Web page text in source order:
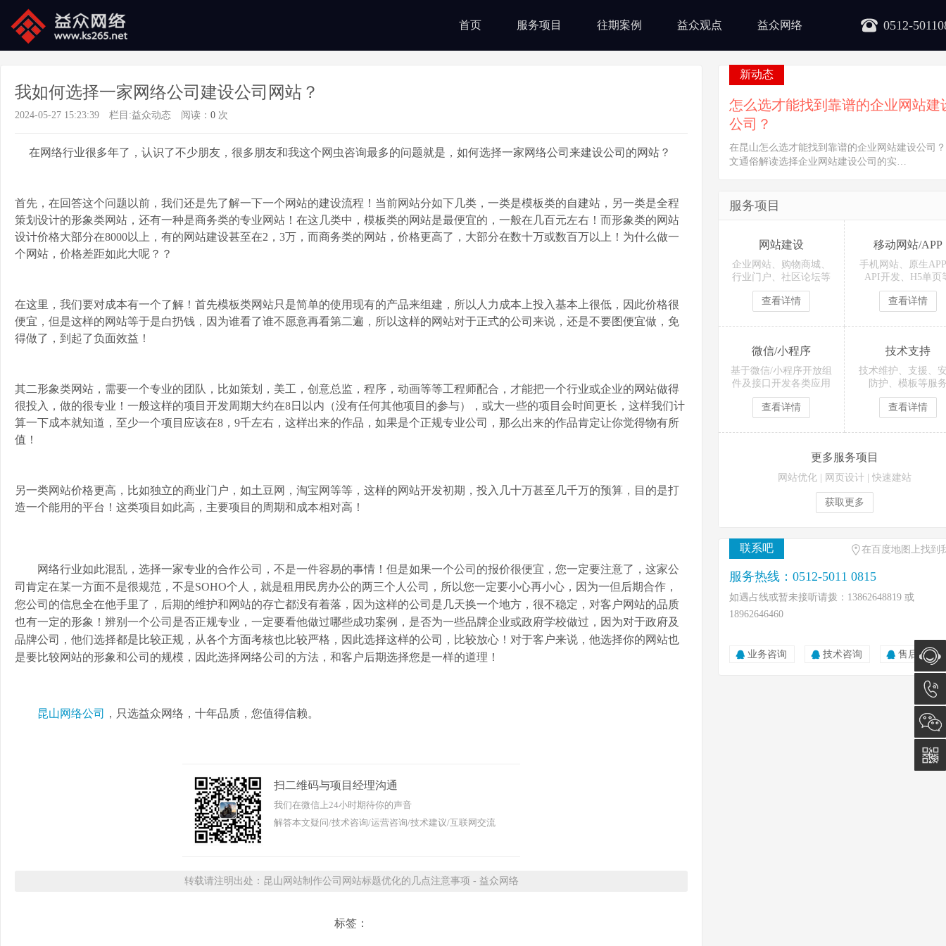
0512-
首页 服务项目 往期案例 益众观点 益众网络
我如何选择一家网络公司建设公司网站？
2024-05-27 15:23:39 栏目:益众动态 阅读： 0 次
在网络行业很多年了，认识了不少朋友，很多朋友和我这个网虫咨询最多的问题就是，如何选择一家网络公司来建设公司的网站？
首先，在回答这个问题以前，我们还是先了解一下一个网站的建设流程！当前网站分如下几类，一类是模板类的自建站，另一类是全程
策划设计的形象类网站，还有一种是商务类的专业网站！在这几类中，模板类的网站是最便宜的，一般在几百元左右！而形象类的网站
设计价格大部分在8000以上，有的网站建设甚至在2，3万，而商务类的网站，价格更高了，大部分在数十万或数百万以上！为什么做一
个网站，价格差距如此大呢？？
在这里，我们要对成本有一个了解！首先模板类网站只是简单的使用现有的产品来组建，所以人力成本上投入基本上很低，因此价格很
便宜，但是这样的网站等于是白扔钱，因为谁看了谁不愿意再看第二遍，所以这样的网站对于正式的公司来说，还是不要图便宜做，免
得做了，到起了负面效益！
其二形象类网站，需要一个专业的团队，比如策划，美工，创意总监，程序，动画等等工程师配合，才能把一个行业或企业的网站做得
很投入，做的很专业！一般这样的项目开发周期大约在8日以内（没有任何其他项目的参与），或大一些的项目会时间更长，这样我们计
算一下成本就知道，至少一个项目应该在8，9千左右，这样出来的作品，如果是个正规专业公司，那么出来的作品肯定让你觉得物有所
值！
另一类网站价格更高，比如独立的商业门户，如土豆网，淘宝网等等，这样的网站开发初期，投入几十万甚至几千万的预算，目的是打
造一个能用的平台！这类项目如此高，主要项目的周期和成本相对高！
网络行业如此混乱，选择一家专业的合作公司，不是一件容易的事情！但是如果一个公司的报价很便宜，您一定要注意了，这家公
司肯定在某一方面不是很规范，不是SOHO个人，就是租用民房办公的两三个人公司，所以您一定要小心再小心，因为一但后期合作，
您公司的信息全在他手里了，后期的维护和网站的存亡都没有着落，因为这样的公司是几天换一个地方，很不稳定，对客户网站的品质
也有一定的形象！辨别一个公司是否正规专业，一定要看他做过哪些成功案例，是否为一些品牌企业或政府学校做过，因为对于政府及
品牌公司，他们选择都是比较正规，从各个方面考核也比较严格，因此选择这样的公司，比较放心！对于客户来说，他选择你的网站也
是要比较网站的形象和公司的规模，因此选择网络公司的方法，和客户后期选择您是一样的道理！
昆山网络公司 ，只选益众网络，十年品质，您值得信赖。
扫二维码与项目经理沟通
我们在微信上24小时期待你的声音
解答本文疑问/技术咨询/运营咨询/技术建议/互联网交流
转载请注明出处：昆山网站制作公司网站标题优化的几点注意事项 - 益众网络
标签：
新动态
怎么选才能找到靠谱的企业网站建
公司？
在昆山怎么选才能找到靠谱的企业网站建设公司
文通俗解读选择企业网站建设公司的实…
服务项目
网站建设
企业网站、购物商城、
行业门户、社区论坛等
查看详情
移动网站/APP
手机网站、原生
API开发、H5单页
查看详情
微信/小程序
基于微信/小程序开放组
件及接口开发各类应用
查看详情
技术支持
技术维护、支援、
防护、模板等服
查看详情
更多服务项目
网站优化 网页设计 快速建站
获取更多
联系吧 在百度地图上找到
服务热线：0512-5011 0815
如遇占线或暂未接听请拨：13862648819 或
18962646460
业务咨询 技术咨询 售后服务
在线咨
询
0512-
5011